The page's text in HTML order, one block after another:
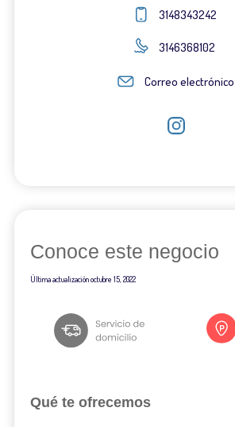
3148343242
3146368102
Correo electrónico
Conoce este negocio
Última actualizaciónoctubre 15, 2022
Qué te ofrecemos